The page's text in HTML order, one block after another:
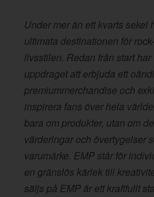
Under mer än ett kvarts sekel
ultimata destinationen för
livsstilen. Redan från start
uppdraget att erbjuda ett
premiummerchandise och
inspirera fans över hela
bara om produkter, utan om
värderingar och övertygelser
varumärke. EMP står för
en gränslös kärlek till
säljs på EMP är ett kraftfullt